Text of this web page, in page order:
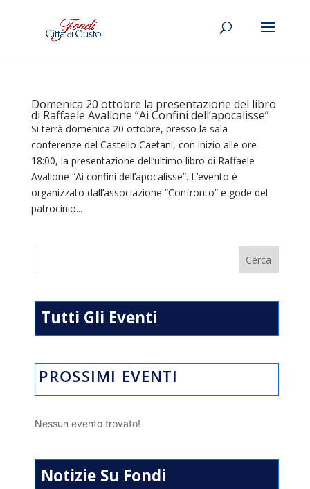
Domenica 20 ottobre la presentazione del libro
di Raffaele Avallone “Ai Confini dell’apocalisse”
Si terrà domenica 20 ottobre, presso la sala
conferenze del Castello Caetani, con inizio alle ore
18:00, la presentazione dell’ultimo libro di Raffaele
Avallone “Ai confini dell’apocalisse”. L’evento è
organizzato dall’associazione “Confronto” e gode del
patrocinio...
Tutti Gli Eventi
PROSSIMI EVENTI
Nessun evento trovato!
Notizie Su Fondi